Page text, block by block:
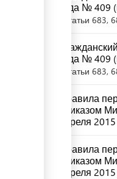
года № 409
Статьи 683,
года № 409
Статьи 683,
Правила
приказом
апреля
Правила
приказом
апреля